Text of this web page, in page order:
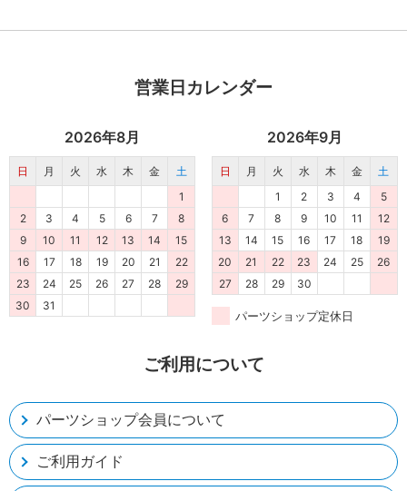
同梱品が必要な場合は、「※業者様向け」と記載の
ご利用について
パーツショップ会員について
ご利用ガイド
営業日カレンダー
2026年8月
日 月 火 水 木 金
土
1
2
3 4 5 6 7
8
9
10 11 12 13 14
15
16
17 18 19 20 21
22
23
24 25 26 27 28
29
30
31
2026年9月
日 月 火 水 木 金
土
1
2 3 4
5
6
7 8 9 10 11
12
13
14 15 16 17 18
19
20
21 22 23 24 25
26
27
28 29 30
パーツショップ定休日